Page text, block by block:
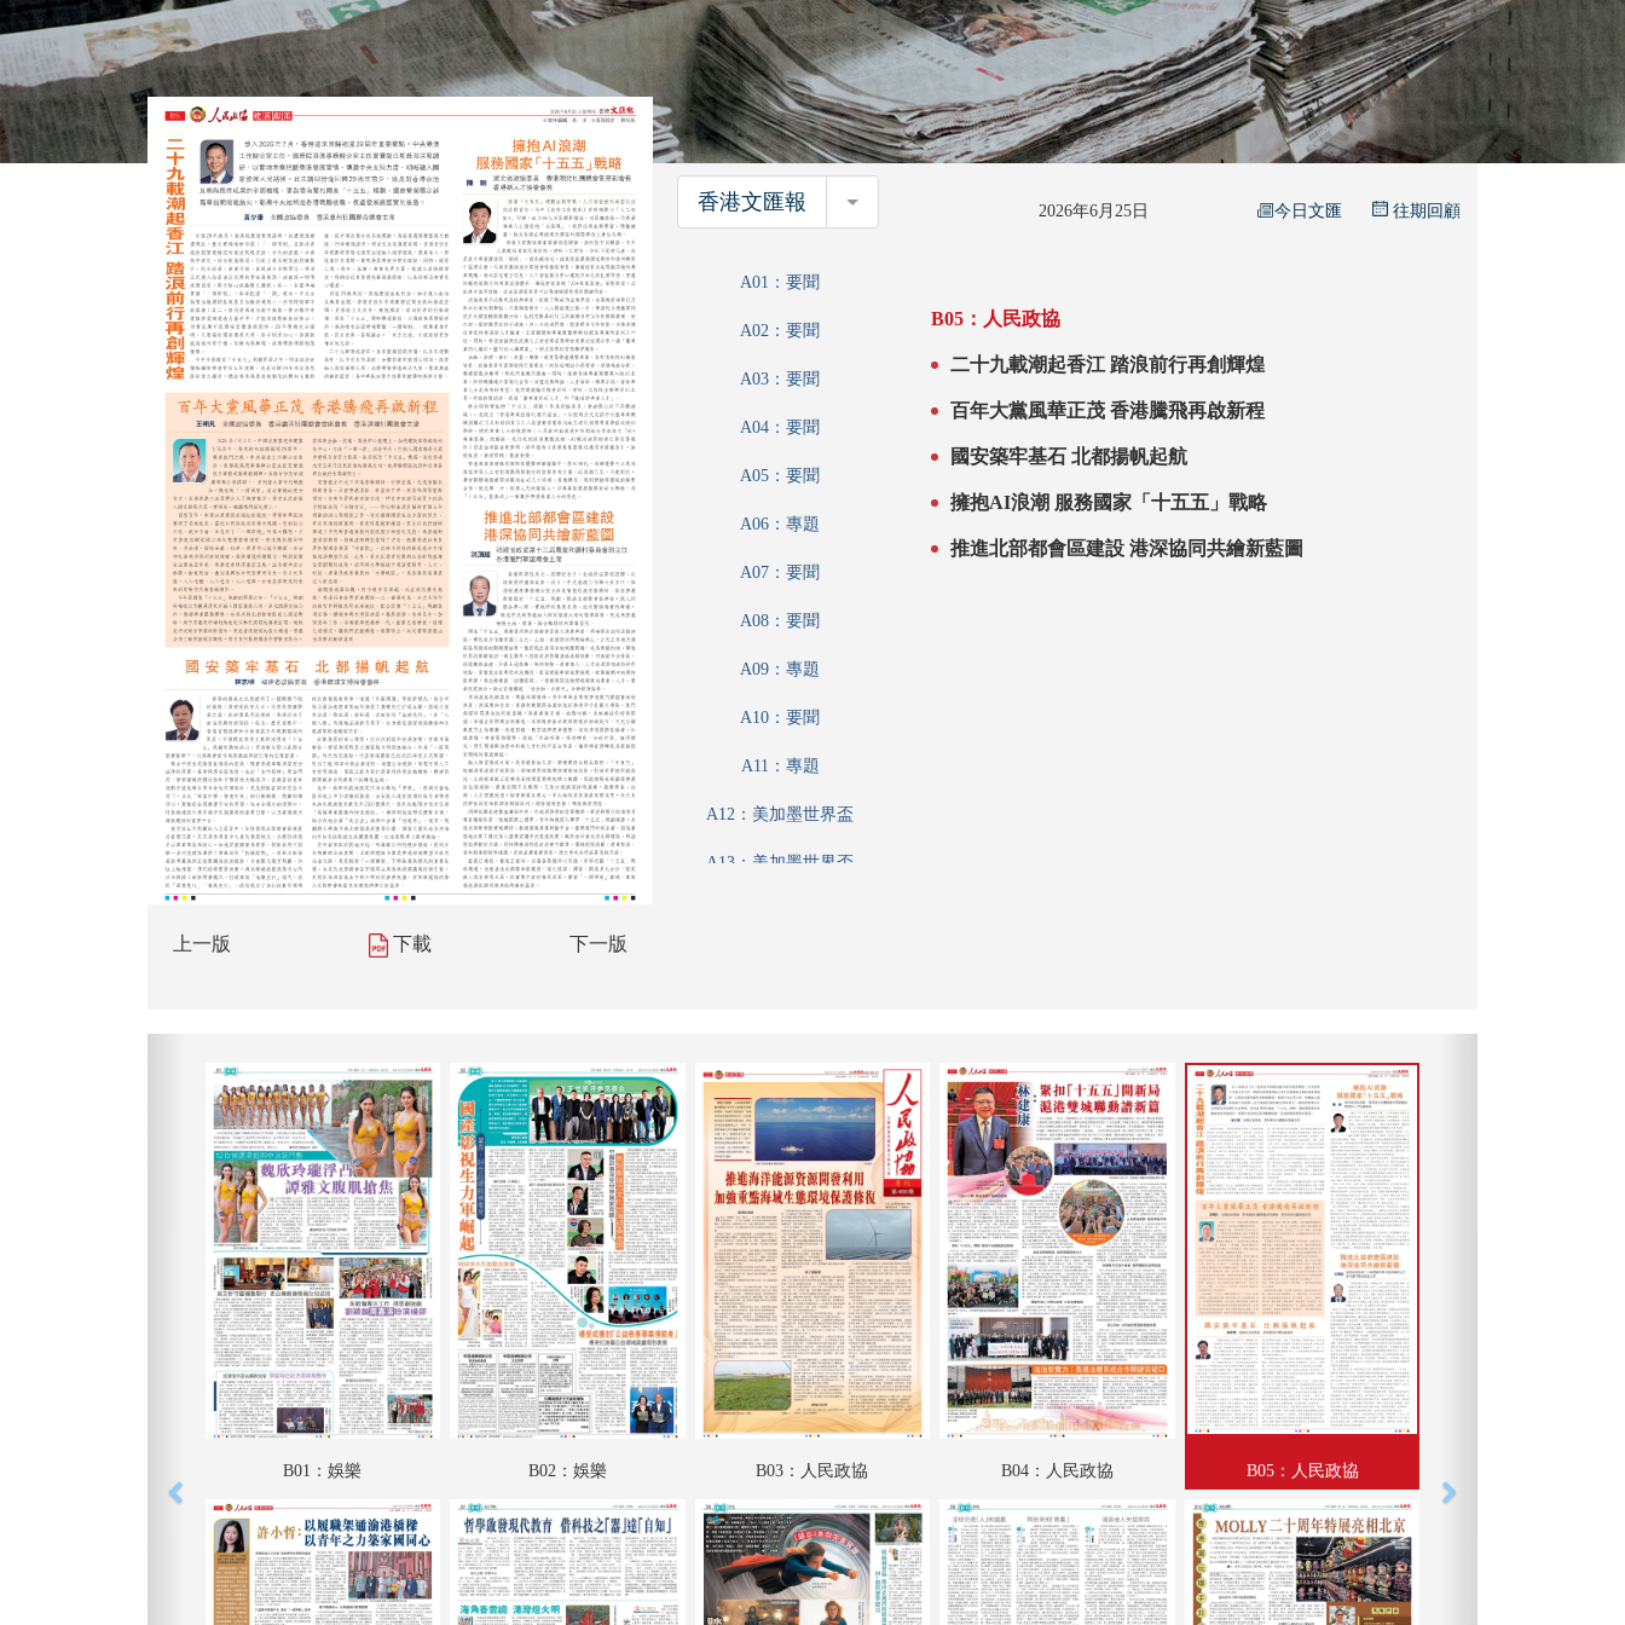
上一版 下載 下一版
香港文匯報 香港文匯報 2026年6月25日 今日文匯 往期回顧
A01：要聞
A02：要聞
A03：要聞
A04：要聞
A05：要聞
A06：專題
A07：要聞
A08：要聞
A09：專題
A10：要聞
A11：專題
A12：美加墨世界盃
A13：美加墨世界盃
A18：內地
A19：國際
A20：國際
B01：娛樂
B02：娛樂
B03：人民政協
B04：人民政協
B05：人民政協
B07：文江學海
B08：星光
B05：人民政協
二十九載潮起香江 踏浪前行再創輝煌
百年大黨風華正茂 香港騰飛再啟新程
國安築牢基石 北都揚帆起航
擁抱AI浪潮 服務國家「十五五」戰略
推進北部都會區建設 港深協同共繪新藍圖
B01：娛樂 B02：娛樂 B03：人民政協 B04：人民政協 B05：人民政協